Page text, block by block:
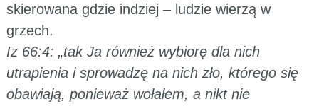
skierowana gdzie indziej – ludzie wierzą w
grzech.
Iz 66:4: „tak Ja również wybiorę dla nich
utrapienia i sprowadzę na nich zło, którego się
obawiają, ponieważ wołałem, a nikt nie